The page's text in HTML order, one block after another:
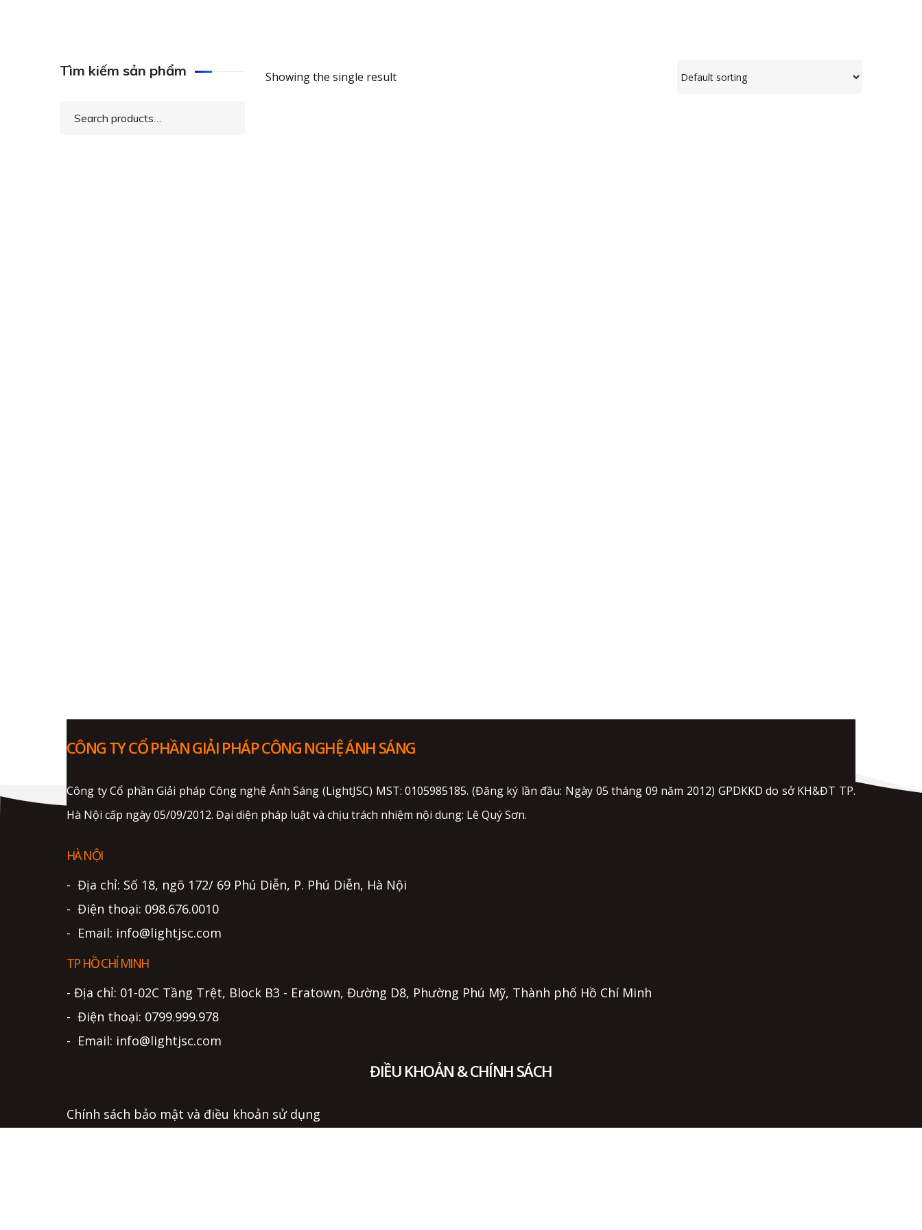
Showing the single result
Tìm kiếm sản phẩm
Search
CÔNG TY CỔ PHẦN GIẢI PHÁP CÔNG NGHỆ ÁNH SÁNG
Công ty Cổ phần Giải pháp Công nghệ Ánh Sáng (LightJSC) MST: 0105985185. (Đăng ký lần đầu: Ngày 05 tháng 09 năm 2012) GPDKKD do sở KH&ĐT TP.
Hà Nội cấp ngày 05/09/2012. Đại diện pháp luật và chịu trách nhiệm nội dung: Lê Quý Sơn.
HÀ NỘI
- Địa chỉ: Số 18, ngõ 172/ 69 Phú Diễn, P. Phú Diễn, Hà Nội
- Điện thoại: 098.676.0010
- Email: info@lightjsc.com
TP HỒ CHÍ MINH
- Địa chỉ: 01-02C Tầng Trệt, Block B3 - Eratown, Đường D8, Phường Phú Mỹ, Thành phố Hồ Chí Minh
- Điện thoại: 0799.999.978
- Email: info@lightjsc.com
ĐIỀU KHOẢN & CHÍNH SÁCH
Chính sách bảo mật và điều khoản sử dụng